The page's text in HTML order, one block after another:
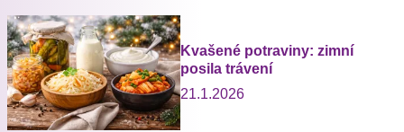
Kvašené potraviny: zimní
posila trávení
21.1.2026